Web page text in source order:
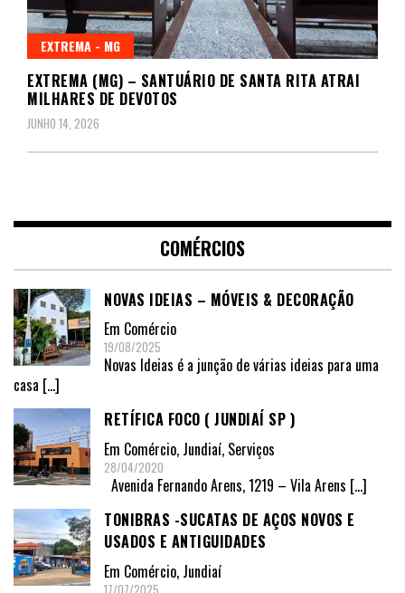
EXTREMA - MG
EXTREMA (MG) – SANTUÁRIO DE SANTA RITA ATRAI
MILHARES DE DEVOTOS
JUNHO 14, 2026
COMÉRCIOS
NOVAS IDEIAS – MÓVEIS & DECORAÇÃO
Em Comércio
19/08/2025
Novas Ideias é a junção de várias ideias para uma
casa […]
RETÍFICA FOCO ( JUNDIAÍ SP )
Em Comércio, Jundiaí, Serviços
28/04/2020
Avenida Fernando Arens, 1219 – Vila Arens […]
TONIBRAS -SUCATAS DE AÇOS NOVOS E
USADOS E ANTIGUIDADES
Em Comércio, Jundiaí
17/07/2025